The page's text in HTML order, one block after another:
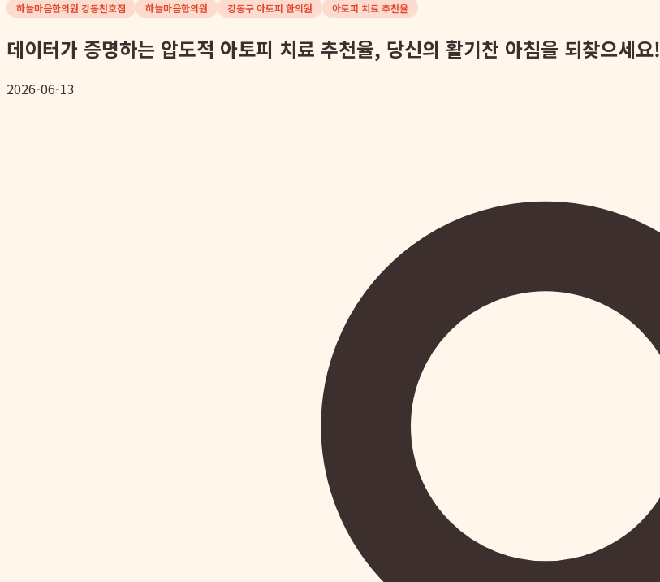
하늘마음한의원 강동천호점 하늘마음한의원 강동구 아토피 한의원 아토피 치료 추천율
데이터가 증명하는 압도적 아토피 치료 추천율, 당신의 활기찬 아침을 되찾으세요!
2026-06-13